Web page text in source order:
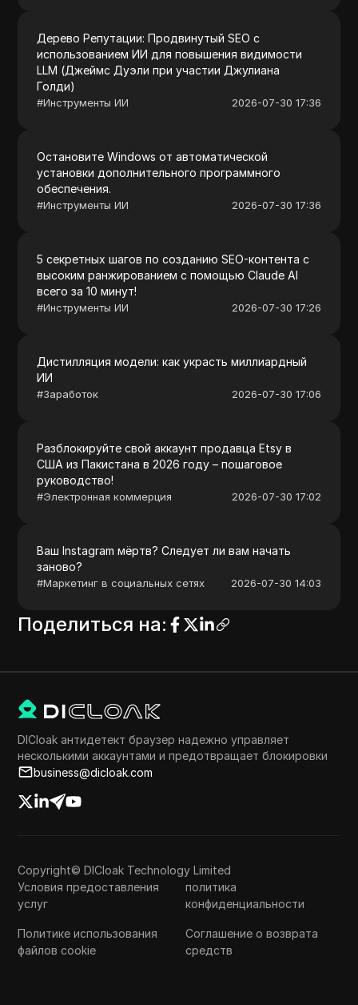
Дерево Репутации: Продвинутый SEO с
использованием ИИ для повышения видимости
LLM (Джеймс Дуэли при участии Джулиана
Голди)
#Инструменты ИИ 2026-07-30 17:36
Остановите Windows от автоматической
установки дополнительного программного
обеспечения.
#Инструменты ИИ 2026-07-30 17:36
5 секретных шагов по созданию SEO-контента с
высоким ранжированием с помощью Claude AI
всего за 10 минут!
#Инструменты ИИ 2026-07-30 17:26
Дистилляция модели: как украсть миллиардный
ИИ
#Заработок 2026-07-30 17:06
Разблокируйте свой аккаунт продавца Etsy в
США из Пакистана в 2026 году – пошаговое
руководство!
#Электронная коммерция 2026-07-30 17:02
Ваш Instagram мёртв? Следует ли вам начать
заново?
#Маркетинг в социальных сетях 2026-07-30 14:03
Поделиться на:
DICloak антидетект браузер надежно управляет
несколькими аккаунтами и предотвращает блокировки
business@dicloak.com
Copyright© DICloak Technology Limited
Условия предоставления
услуг
политика
конфиденциальности
Политике использования
файлов cookie
Соглашение о возврата
средств